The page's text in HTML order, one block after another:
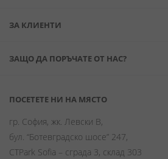
ЗА КЛИЕНТИ
ЗАЩО ДА ПОРЪЧАТЕ ОТ НАС?
ПОСЕТЕТЕ НИ НА МЯСТО
гр. София, жк. Левски В,
бул. “Ботевградско шосе” 247,
CTPark Sofia – сграда 3, склад 303